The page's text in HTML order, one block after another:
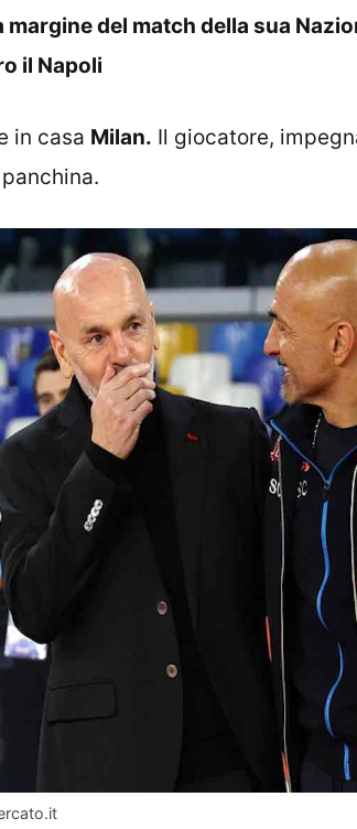
margine del match della sua
il Napoli
in casa Milan. Il giocatore,